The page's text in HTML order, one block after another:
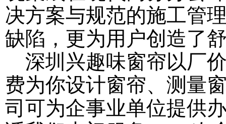
决方案与规范的施工管
缺陷，更为用户创造了
深圳兴趣味窗帘以厂
费为你设计窗帘、测量
司可为企事业单位提供